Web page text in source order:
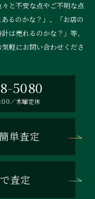
と不安な点やご不明な点
るのかな？」、
「お店の
は売れるのかな？」等、
軽にお問い合わせくださ
5080
／木曜定休
単査定
査定